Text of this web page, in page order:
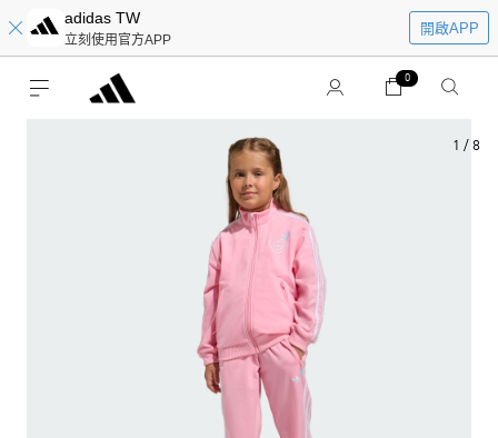
adidas TW
立刻使用官方APP
開啟APP
0
1 / 8